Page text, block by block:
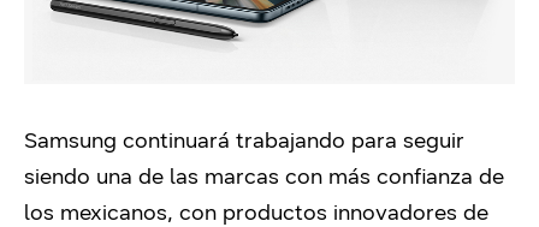
Samsung continuará trabajando para seguir
siendo una de las marcas con más confianza de
los mexicanos, con productos innovadores de